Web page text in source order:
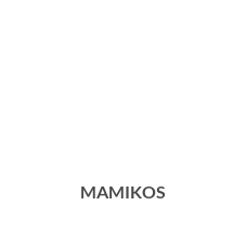
MAMIKOS